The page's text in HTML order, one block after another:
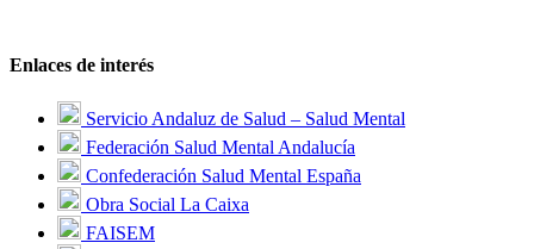
Enlaces de interés
Servicio Andaluz de Salud – Salud Mental
Federación Salud Mental Andalucía
Confederación Salud Mental España
Obra Social La Caixa
FAISEM